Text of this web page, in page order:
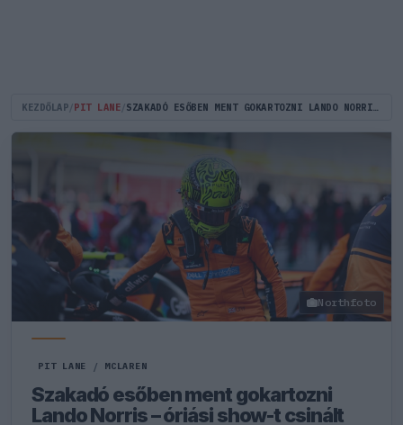
KEZDŐLAP PIT LANE SZAKADÓ ESŐBEN MENT GOKARTOZNI LANDO NORRIS – ÓRIÁSI SHOW-T CSINÁLT
Northfoto
PIT LANE / MCLAREN
Szakadó esőben ment gokartozni
Lando Norris – óriási show-t csinált